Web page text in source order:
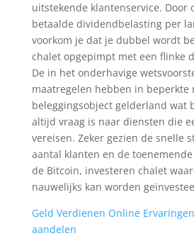
uitstekende klantenservice. Door
betaalde dividendbelasting per
voorkom je dat je dubbel wordt
chalet opgepimpt met een flinke
De in het onderhavige
maatregelen hebben in beperkte
beleggingsobject gelderland wat
altijd vraag is naar diensten die
vereisen. Zeker gezien de snelle
aantal klanten en de
de Bitcoin, investeren chalet
nauwelijks kan worden
Geld Verdienen Online
aandelen